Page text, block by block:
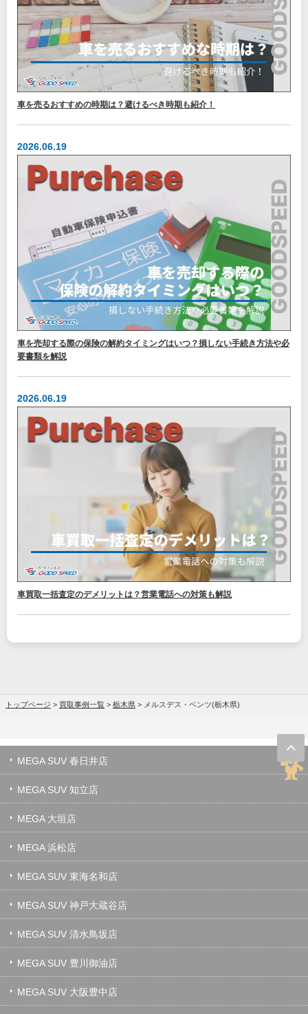
車を売るおすすめの時期は？避けるべき時期も紹介！
2026.06.19
車を売却する際の保険の解約タイミングはいつ？損しない手続き方法や必
要書類を解説
2026.06.19
車買取一括査定のデメリットは？営業電話への対策も解説
トップページ > 買取事例一覧 > 栃木県 > メルスデス・ベンツ(栃木県)
MEGA SUV 春日井店
MEGA SUV 知立店
MEGA 大垣店
MEGA 浜松店
MEGA SUV 東海名和店
MEGA SUV 神戸大蔵谷店
MEGA SUV 清水鳥坂店
MEGA SUV 豊川御油店
MEGA SUV 大阪豊中店